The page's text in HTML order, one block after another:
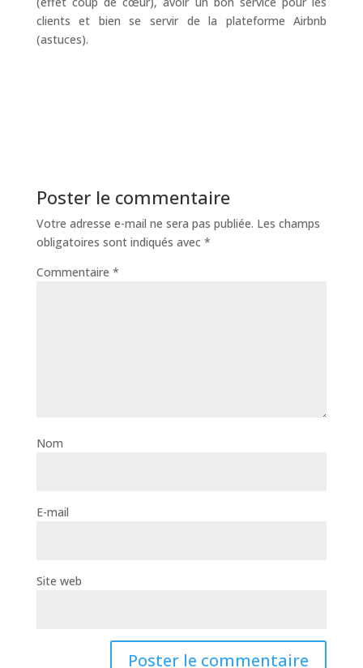
clients et bien se servir de la plateforme Airbnb
(astuces).
Poster le commentaire
Votre adresse e-mail ne sera pas publiée. Les champs
obligatoires sont indiqués avec *
Commentaire *
Nom
E-mail
Site web